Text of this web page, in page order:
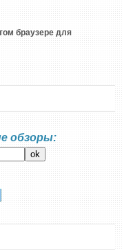
браузере для
обзоры: